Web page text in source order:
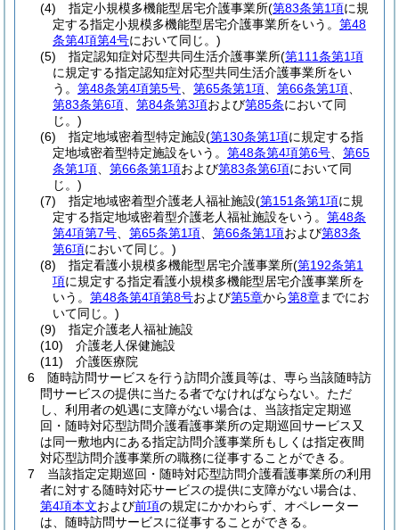
(4)
指定小規模多機能型居宅介護事業所(第83条第1項に規
定する指定小規模多機能型居宅介護事業所をいう。 第48
条第4項第4号において同じ。)
(5)
指定認知症対応型共同生活介護事業所(第111条第1項
に規定する指定認知症対応型共同生活介護事業所をい
う。 第48条第4項第5号 第65条第1項 第66条第1項
第83条第6項
第84条第3項および第85条において同
じ。)
(6)
指定地域密着型特定施設(第130条第1項に規定する指
定地域密着型特定施設をいう。 第48条第4項第6号
第65
条第1項
第66条第1項および第83条第6項において同
じ。)
(7)
指定地域密着型介護老人福祉施設(第151条第1項に規
定する指定地域密着型介護老人福祉施設をいう。 第48条
第4項第7号
第65条第1項 第66条第1項および第83条
第6項において同じ。)
(8)
指定看護小規模多機能型居宅介護事業所(第192条第1
項に規定する指定看護小規模多機能型居宅介護事業所を
いう。 第48条第4項第8号および第5章から第8章までにお
いて同じ。)
(9)
指定介護老人福祉施設
(10)
介護老人保健施設
(11)
介護医療院
6
随時訪問サービスを行う訪問介護員等は、専ら当該随時訪
問サービスの提供に当たる者でなければならない。 ただ
し、利用者の処遇に支障がない場合は、当該指定定期巡
回・随時対応型訪問介護看護事業所の定期巡回サービス又
は同一敷地内にある指定訪問介護事業所もしくは指定夜間
対応型訪問介護事業所の職務に従事することができる。
7
当該指定定期巡回・随時対応型訪問介護看護事業所の利用
者に対する随時対応サービスの提供に支障がない場合は、
第4項本文および前項の規定にかかわらず、オペレーター
は、随時訪問サービスに従事することができる。